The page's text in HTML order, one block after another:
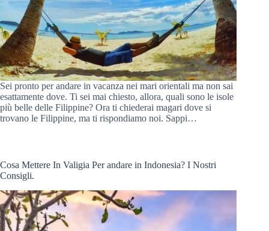
Sei pronto per andare in vacanza nei mari orientali ma non sai
esattamente dove. Ti sei mai chiesto, allora, quali sono le isole
più belle delle Filippine? Ora ti chiederai magari dove si
trovano le Filippine, ma ti rispondiamo noi. Sappi…
Cosa Mettere In Valigia Per andare in Indonesia? I Nostri
Consigli.